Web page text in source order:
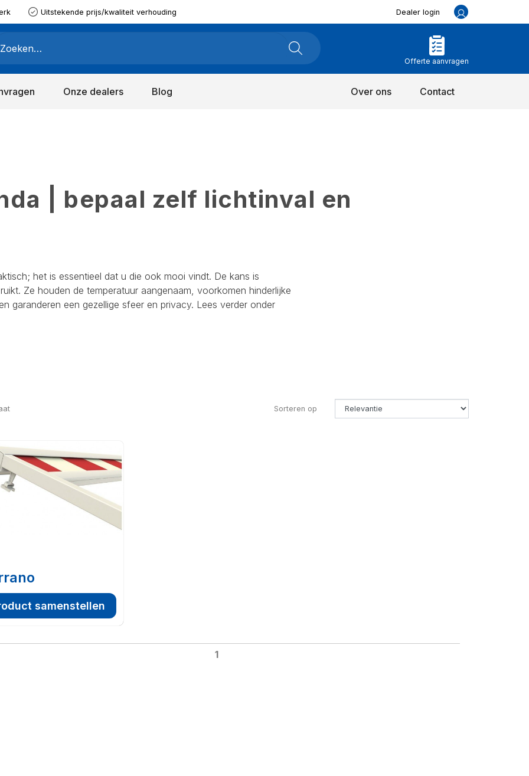
Uitstekende prijs/kwaliteit verhouding Dealer login
Offerte aanvragen
Onze dealers Blog Over ons Contact
| bepaal zelf lichtinval en
het is essentieel dat u die ook mooi vindt. De kans is
Ze houden de temperatuur aangenaam, voorkomen hinderlijke
garanderen een gezellige sfeer en privacy. Lees verder onder
Sorteren op
samenstellen
1